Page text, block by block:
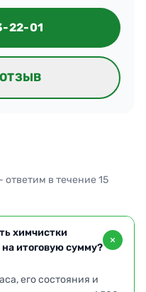
22-01
в течение 15
химчистки
итоговую сумму?
его состояния и